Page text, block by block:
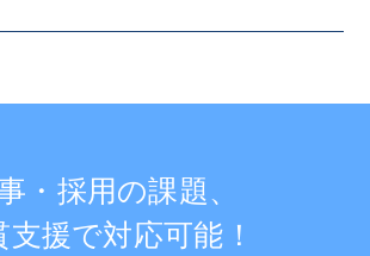
・採用の課題、
支援で対応可能！